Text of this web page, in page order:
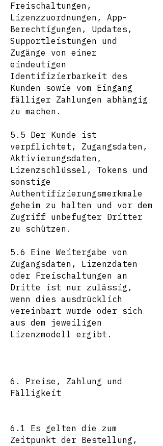
Freischaltungen,
Lizenzzuordnungen, App-
Berechtigungen, Updates,
Supportleistungen und
Zugänge von einer
eindeutigen
Identifizierbarkeit des
Kunden sowie vom Eingang
fälliger Zahlungen abhängig
zu machen.
5.5 Der Kunde ist
verpflichtet, Zugangsdaten,
Aktivierungsdaten,
Lizenzschlüssel, Tokens und
sonstige
Authentifizierungsmerkmale
geheim zu halten und vor dem
Zugriff unbefugter Dritter
zu schützen.
5.6 Eine Weitergabe von
Zugangsdaten, Lizenzdaten
oder Freischaltungen an
Dritte ist nur zulässig,
wenn dies ausdrücklich
vereinbart wurde oder sich
aus dem jeweiligen
Lizenzmodell ergibt.
6. Preise, Zahlung und
Fälligkeit
6.1 Es gelten die zum
Zeitpunkt der Bestellung,